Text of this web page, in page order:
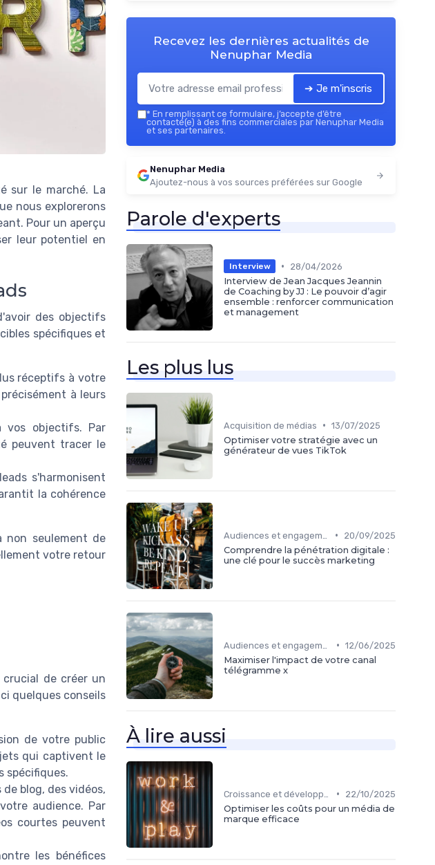
sur le marché. La
nous explorerons
Pour un aperçu
leur potentiel en
des objectifs
spécifiques et
réceptifs à votre
à leurs
vos objectifs. Par
peuvent tracer le
s'harmonisent
la cohérence
non seulement de
votre retour
de créer un
quelques conseils
de votre public
qui captivent le
spécifiques.
blog, des vidéos,
audience. Par
courtes peuvent
les bénéfices
Recevez les dernières actualités de
Nenuphar Media
➔ Je m'inscris
* En remplissant ce formulaire, j’accepte d’être
contacté(e) à des fins commerciales par Nenuphar Media
et ses partenaires.
Nenuphar Media
Ajoutez-nous à vos sources préférées sur Google
Parole d'experts
Interview •
28/04/2026
Interview de Jean Jacques Jeannin
de Coaching by JJ : Le pouvoir d’agir
ensemble : renforcer communication
et management
Les plus lus
Acquisition de médias • 13/07/2025
Optimiser votre stratégie avec un
générateur de vues TikTok
•
20/09/2025
Comprendre la pénétration digitale :
une clé pour le succès marketing
• 12/06/2025
Maximiser l'impact de votre canal
télégramme x
À lire aussi
•
22/10/2025
Optimiser les coûts pour un média de
marque efficace